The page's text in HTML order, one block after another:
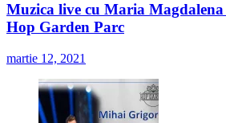
Muzica live cu Maria
Hop Garden Parc
martie 12, 2021